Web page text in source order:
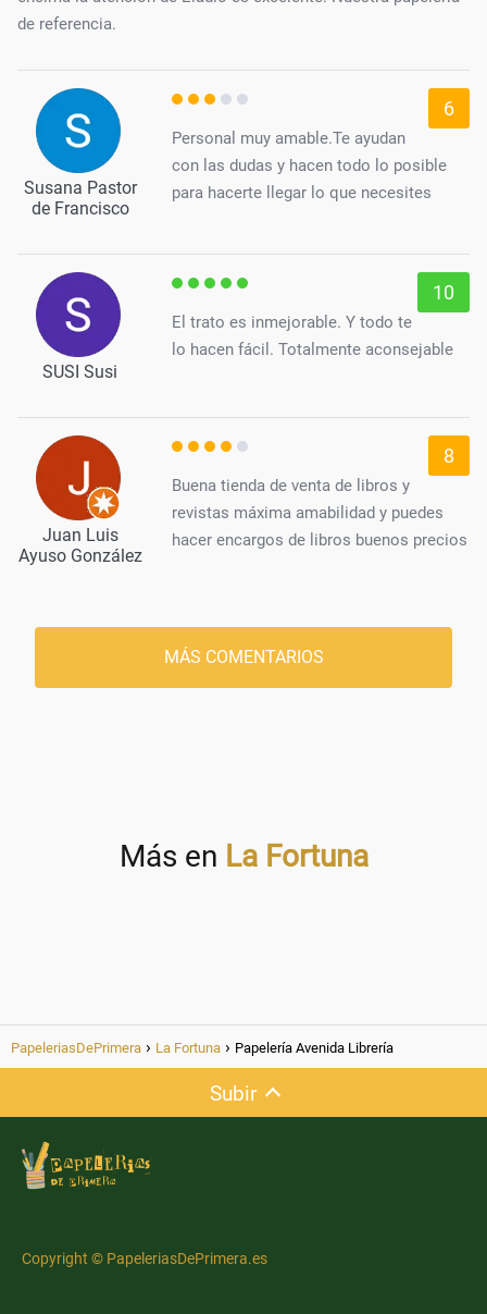
de referencia.
Susana Pastor
de Francisco
6
Personal muy amable.Te ayudan
con las dudas y hacen todo lo posible
para hacerte llegar lo que necesites
SUSI Susi
10
El trato es inmejorable. Y todo te
lo hacen fácil. Totalmente aconsejable
Juan Luis
Ayuso González
8
Buena tienda de venta de libros y
revistas máxima amabilidad y puedes
hacer encargos de libros buenos precios
MÁS COMENTARIOS
Más en La Fortuna
PapeleriasDePrimera La Fortuna Papelería Avenida Librería
Subir
Copyright © PapeleriasDePrimera.es